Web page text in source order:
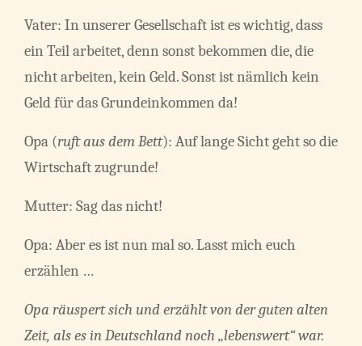
Vater: In unserer Gesellschaft ist es wichtig, dass
ein Teil arbeitet, denn sonst bekommen die, die
nicht arbeiten, kein Geld. Sonst ist nämlich kein
Geld für das Grundeinkommen da!
Opa (ruft aus dem Bett): Auf lange Sicht geht so die
Wirtschaft zugrunde!
Mutter: Sag das nicht!
Opa: Aber es ist nun mal so. Lasst mich euch
erzählen …
Opa räuspert sich und erzählt von der guten alten
Zeit, als es in Deutschland noch „lebenswert“ war.